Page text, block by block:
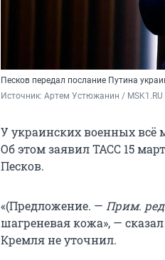
Песков передал послание Путина
Источник: Артем Устюжанин / MSK1.RU
У украинских военных всё
Об этом заявил ТАСС 15
Песков.
«(Предложение. — Прим.
шагреневая кожа», —
Кремля не уточнил.